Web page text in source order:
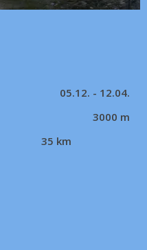
05.12. - 12.04.
3000 m
35 km